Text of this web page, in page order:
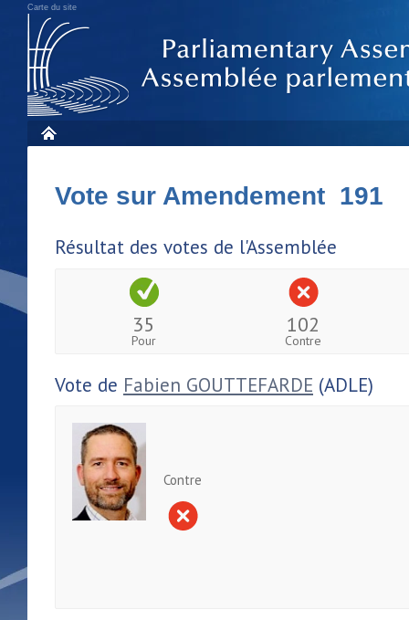
Carte du site
Vote sur Amendement 191
Résultat des votes de l'Assemblée
35
Pour
102
Contre
Vote de Fabien GOUTTEFARDE (ADLE)
Contre